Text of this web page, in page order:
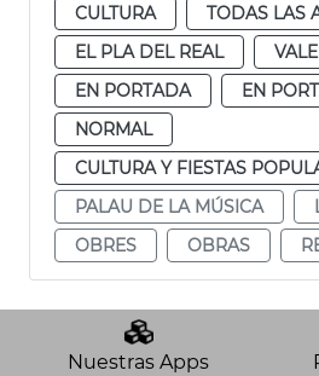
CULTURA
TODAS LAS
EL PLA DEL REAL
EN PORTADA
EN
NORMAL
CULTURA Y FIESTAS
PALAU DE LA MÚSICA
OBRES
OBRAS
Nuestras Apps